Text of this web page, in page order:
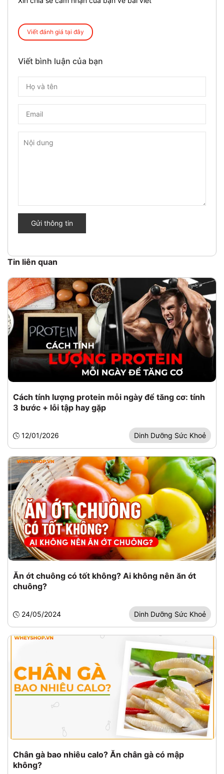
Viết đánh giá tại đây
Viết bình luận của bạn
Gửi thông tin
Tin liên quan
Cách tính lượng protein mỗi ngày để tăng cơ: tính
3 bước + lỗi tập hay gặp
12/01/2026 Dinh Dưỡng Sức Khoẻ
Ăn ớt chuông có tốt không? Ai không nên ăn ớt
chuông?
24/05/2024 Dinh Dưỡng Sức Khoẻ
Chân gà bao nhiêu calo? Ăn chân gà có mập
không?